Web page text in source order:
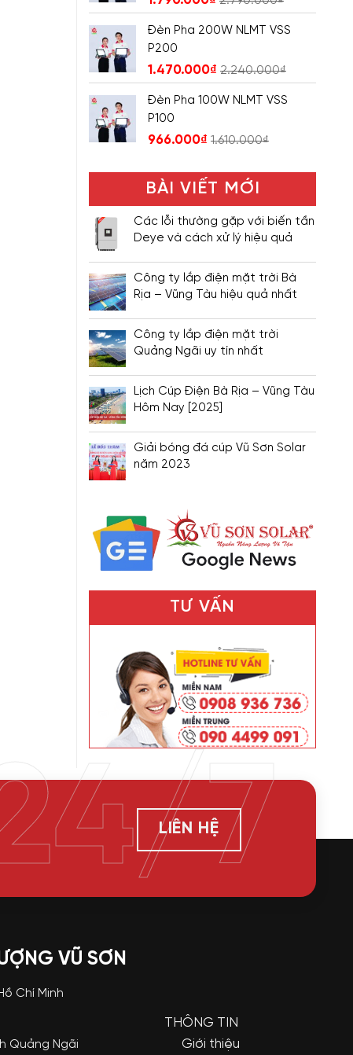
Đèn Pha 200W NLMT VSS
P200
1.470.000₫ 2.240.000₫
Đèn Pha 100W NLMT VSS
P100
966.000₫ 1.610.000₫
BÀI VIẾT MỚI
Các lỗi thường gặp với biến tần
Deye và cách xử lý hiệu quả
Công ty lắp điện mặt trời Bà
Rịa – Vũng Tàu hiệu quả nhất
Công ty lắp điện mặt trời
Quảng Ngãi uy tín nhất
Lịch Cúp Điện Bà Rịa – Vũng Tàu
Hôm Nay [2025]
Giải bóng đá cúp Vũ Sơn Solar
năm 2023
TƯ VẤN
LIÊN HỆ7
VŨ SƠN
Chí Minh
Quảng Ngãi
THÔNG TIN
Giới thiệu